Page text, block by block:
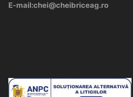
E-mail:chei@cheibriceag.ro